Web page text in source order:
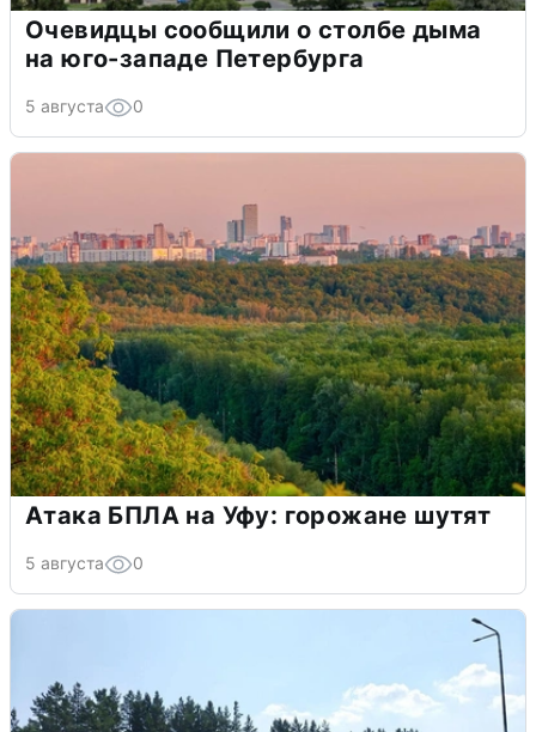
Очевидцы сообщили о столбе дыма
на юго-западе Петербурга
5 августа 0
Атака БПЛА на Уфу: горожане шутят
5 августа 0